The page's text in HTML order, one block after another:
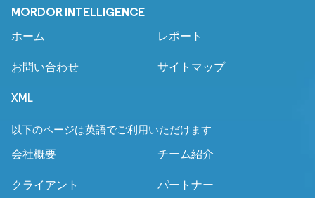
MORDOR INTELLIGENCE
ホーム レポート
お問い合わせ サイトマップ
XML
以下のページは英語でご利用いただけます
会社概要 チーム紹介
クライアント パートナー